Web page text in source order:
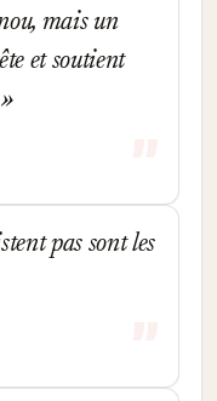
mais un
et soutient
pas sont les